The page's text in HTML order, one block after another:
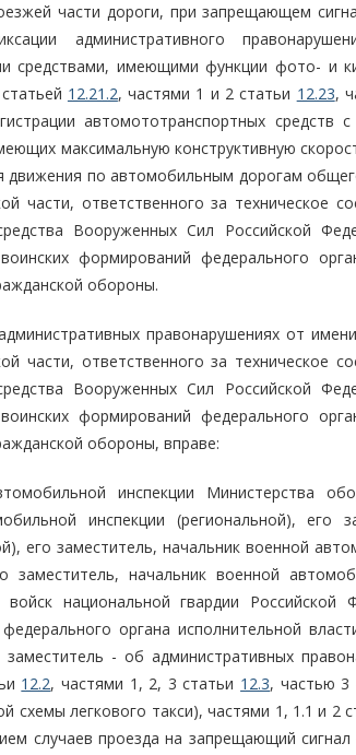
части дороги, при запрещающем
административного
средствами, имеющими функции фото- и
12.21.2, частями 1 и 2 статьи 12.23,
автомототранспортных
максимальную конструктивную
движения по автомобильным дорогам
части, ответственного за техническое
Вооруженных Сил Российской
формирований федерального
обороны.
правонарушениях от
части, ответственного за техническое
Вооруженных Сил Российской
формирований федерального
обороны, вправе:
инспекции Министерства
инспекции (региональной), его
его заместитель, начальник военной
заместитель, начальник военной
войск национальной гвардии Российской
органа исполнительной
- об административных
12.2, частями 1, 2, 3 статьи 12.3, частью 3
схемы легкового такси), частями 1, 1.1 и 2
случаев проезда на запрещающий